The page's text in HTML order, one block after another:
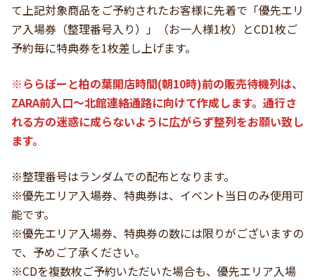
て上記対象商品をご予約されたお客様に先着で「優先エリ
ア入場券（整理番号入り）」（お一人様1枚）とCD1枚ご
予約毎に特典券を1枚差し上げます。
※ららぽーと柏の葉開店時間(朝10時)前の販売待機列は、
ZARA前入口～北館連絡通路に向けて作成します。通行さ
れる方の迷惑に成らないように広がらず整列をお願い致し
ます。
※整理番号はランダムでの配布となります。
※優先エリア入場券、特典券は、イベント当日のみ使用可
能です。
※優先エリア入場券、特典券の数には限りがございますの
で、予めご了承ください。
※CDを複数枚ご予約いただいた場合も、優先エリア入場